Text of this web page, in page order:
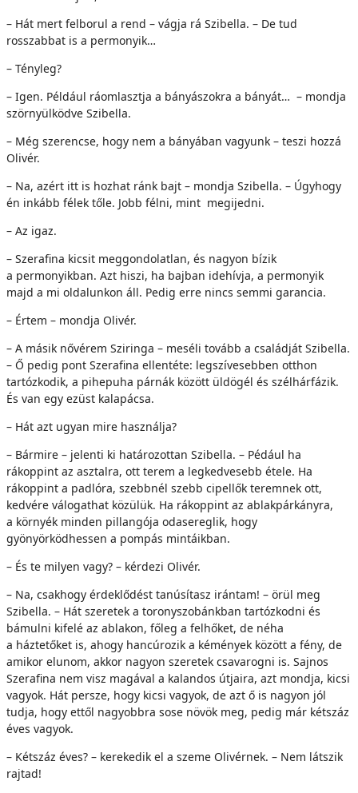
– Hát mert felborul a rend – vágja rá Szibella. – De tud
rosszabbat is a permonyik…
– Tényleg?
– Igen. Például ráomlasztja a bányászokra a bányát… – mondja
szörnyülködve Szibella.
– Még szerencse, hogy nem a bányában vagyunk – teszi hozzá
Olivér.
– Na, azért itt is hozhat ránk bajt – mondja Szibella. – Úgyhogy
én inkább félek tőle. Jobb félni, mint megijedni.
– Az igaz.
– Szerafina kicsit meggondolatlan, és nagyon bízik
a permonyikban. Azt hiszi, ha bajban idehívja, a permonyik
majd a mi oldalunkon áll. Pedig erre nincs semmi garancia.
– Értem – mondja Olivér.
– A másik nővérem Sziringa – meséli tovább a családját Szibella.
– Ő pedig pont Szerafina ellentéte: legszívesebben otthon
tartózkodik, a pihepuha párnák között üldögél és szélhárfázik.
És van egy ezüst kalapácsa.
– Hát azt ugyan mire használja?
– Bármire – jelenti ki határozottan Szibella. – Pédául ha
rákoppint az asztalra, ott terem a legkedvesebb étele. Ha
rákoppint a padlóra, szebbnél szebb cipellők teremnek ott,
kedvére válogathat közülük. Ha rákoppint az ablakpárkányra,
a környék minden pillangója odasereglik, hogy
gyönyörködhessen a pompás mintáikban.
– És te milyen vagy? – kérdezi Olivér.
– Na, csakhogy érdeklődést tanúsítasz irántam! – örül meg
Szibella. – Hát szeretek a toronyszobánkban tartózkodni és
bámulni kifelé az ablakon, főleg a felhőket, de néha
a háztetőket is, ahogy hancúrozik a kémények között a fény, de
amikor elunom, akkor nagyon szeretek csavarogni is. Sajnos
Szerafina nem visz magával a kalandos útjaira, azt mondja, kicsi
vagyok. Hát persze, hogy kicsi vagyok, de azt ő is nagyon jól
tudja, hogy ettől nagyobbra sose növök meg, pedig már kétszáz
éves vagyok.
– Kétszáz éves? – kerekedik el a szeme Olivérnek. – Nem látszik
rajtad!